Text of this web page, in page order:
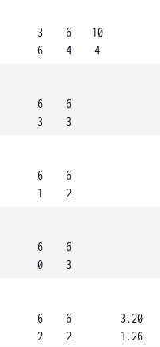
3
6
6
4
10
4
6
3
6
3
6
1
6
2
6
0
6
3
6
2
6
2
3.20
1.26